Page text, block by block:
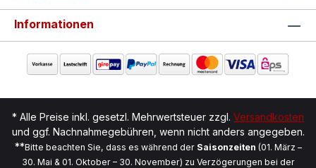
Informationen
* Alle Preise inkl. gesetzl. Mehrwertsteuer zzgl. Versandkosten
und ggf. Nachnahmegebühren, wenn nicht anders angegeben.
**Bitte beachten Sie, dass es während der Saisonzeiten (01. März –
30. Mai & 01. Oktober – 30. November) zu Verzögerungen bei der